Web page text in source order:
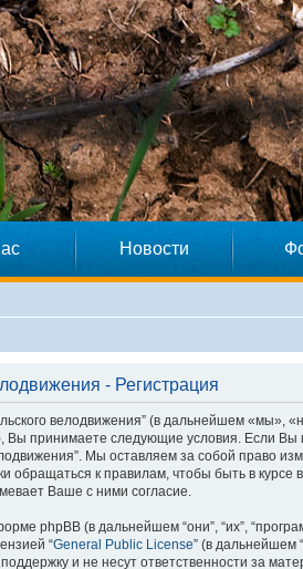
Новости
- Регистрация
велодвижения” (в дальнейшем «мы»,
Вы принимаете следующие условия. Если
Мы оставляем за собой право
обращаться к правилам, чтобы быть в
Ваше с ними согласие.
phpBB (в дальнейшем “они”, “их”,
“General Public License” (в дальнейшем
и не несут ответственности за